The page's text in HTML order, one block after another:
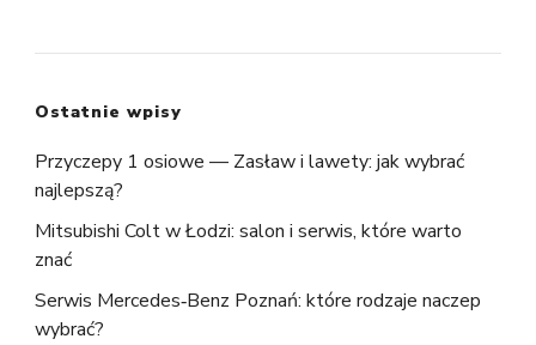
Ostatnie wpisy
Przyczepy 1 osiowe — Zasław i lawety: jak wybrać
najlepszą?
Mitsubishi Colt w Łodzi: salon i serwis, które warto
znać
Serwis Mercedes‑Benz Poznań: które rodzaje naczep
wybrać?